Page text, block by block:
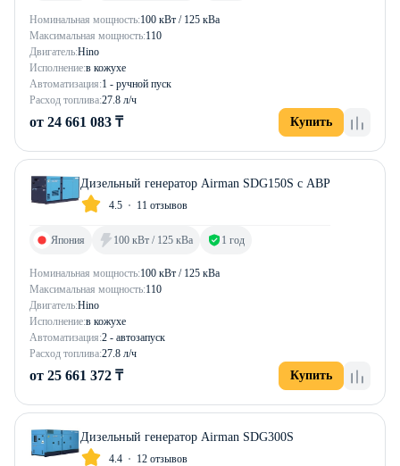
Номинальная мощность:100 кВт / 125 кВа
Максимальная мощность:110
Двигатель:Hino
Исполнение:в кожухе
Автоматизация:1 - ручной пуск
Расход топлива:27.8 л/ч
от 24 661 083 ₸ Купить
Дизельный генератор Airman SDG150S с АВР
4.5 11 отзывов
Номинальная мощность:100 кВт / 125 кВа
Максимальная мощность:110
Двигатель:Hino
Исполнение:в кожухе
Автоматизация:2 - автозапуск
Расход топлива:27.8 л/ч
Япония 100 кВт / 125 кВа 1 год
от 25 661 372 ₸ Купить
Дизельный генератор Airman SDG300S
4.4 12 отзывов